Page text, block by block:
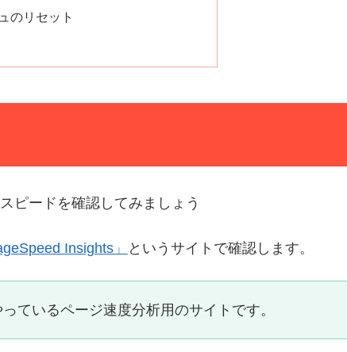
のリセット
ピードを確認してみましょう
Insights」 というサイトで確認します。
ているページ速度分析用のサイトです。